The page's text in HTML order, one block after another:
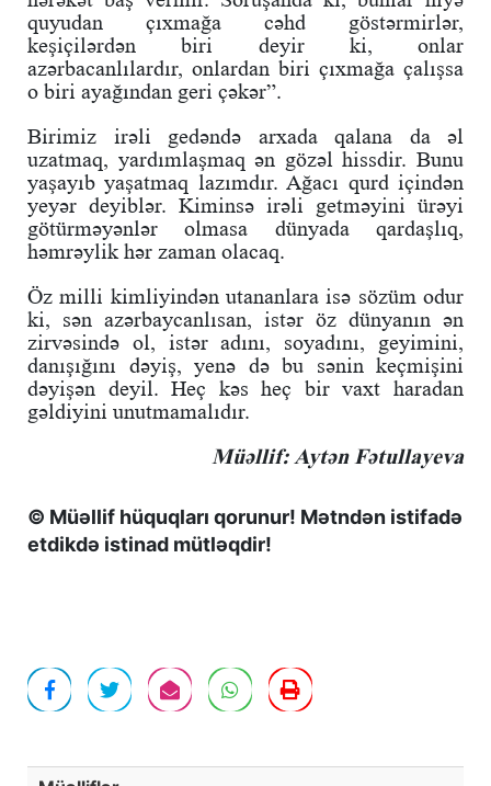
quyudan çıxmağa cəhd göstərmirlər,
keşiçilərdən biri deyir ki, onlar
azərbacanlılardır, onlardan biri çıxmağa çalışsa
o biri ayağından geri çəkər”.
Birimiz irəli gedəndə arxada qalana da əl
uzatmaq, yardımlaşmaq ən gözəl hissdir. Bunu
yaşayıb yaşatmaq lazımdır. Ağacı qurd içindən
yeyər deyiblər. Kiminsə irəli getməyini ürəyi
götürməyənlər olmasa dünyada qardaşlıq,
həmrəylik hər zaman olacaq.
Öz milli kimliyindən utananlara isə sözüm odur
ki, sən azərbaycanlısan, istər öz dünyanın ən
zirvəsində ol, istər adını, soyadını, geyimini,
danışığını dəyiş, yenə də bu sənin keçmişini
dəyişən deyil. Heç kəs heç bir vaxt haradan
gəldiyini unutmamalıdır.
Müəllif: Aytən Fətullayeva
© Müəllif hüquqları qorunur! Mətndən istifadə
etdikdə istinad mütləqdir!